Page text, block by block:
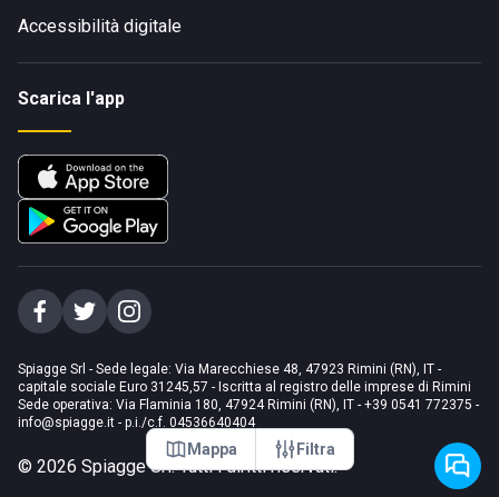
Mappa Filtra
Accessibilità digitale
Scarica l'app
Spiagge Srl - Sede legale: Via Marecchiese 48, 47923 Rimini (RN), IT -
capitale sociale Euro 31245,57 - Iscritta al registro delle imprese di Rimini
Sede operativa: Via Flaminia 180, 47924 Rimini (RN), IT - +39 0541 772375 -
info@spiagge.it - p.i./c.f. 04536640404
© 2026 Spiagge Srl. Tutti i diritti riservati.